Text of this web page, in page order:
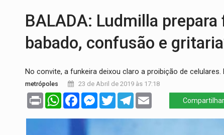
BALADA: Ludmilla
babado, confusão e
No convite, a funkeira deixou claro a proibição de
metrópoles 23 de Abril de 2019 às 17:18
Print WhatsAppFacebookMessenger
TwitterTelegram